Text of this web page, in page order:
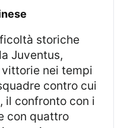
Juventus,
nei tempi
contro cui
il confronto con i
con quattro